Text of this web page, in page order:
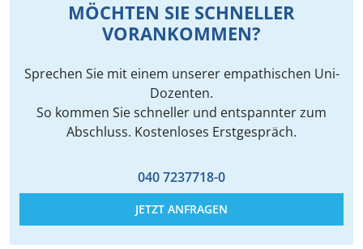
MÖCHTEN SIE SCHNELLER
VORANKOMMEN?
Sprechen Sie mit einem unserer empathischen Uni-
Dozenten.
So kommen Sie schneller und entspannter zum
Abschluss. Kostenloses Erstgespräch.
040 7237718-0
JETZT ANFRAGEN